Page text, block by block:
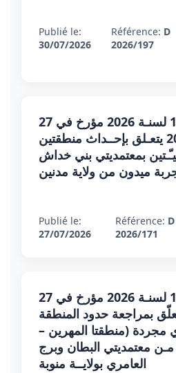
Publié le:
30/07/2026
Référence: D
2026/197
أمـر عدد 171 لسنـة 2026 مؤرخ في 27
جويلية 2026 يتعـلق بإحــداث منطقتين
بمعتمديتي بني خداش
ميدون من ولاية مدنين
Publié le:
27/07/2026
Référence: D
2026/171
أمـر عدد 179 لسنـة 2026 مؤرخ في 27
2026 يتعلّق بمراجعة حدود المنطقة
مجردة (منطقتا المهرين –
مـن معتمديتي البطان وبرج
العامري بولايــة منوبة